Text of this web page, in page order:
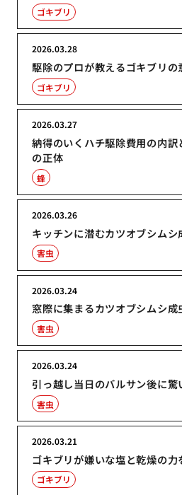
ゴキブリ
駆除のプロが教えるゴキブリ
2026.03.28
ゴキブリ
納得のいくハチ駆除費用の内
の正体
2026.03.27
蜂
キッチンに潜むカツオブシム
2026.03.26
害虫
窓際に集まるカツオブシムシ
2026.03.24
害虫
引っ越し当日のバルサン後に驚
2026.03.24
害虫
ゴキブリが嫌いな塩と乾燥の
2026.03.21
ゴキブリ